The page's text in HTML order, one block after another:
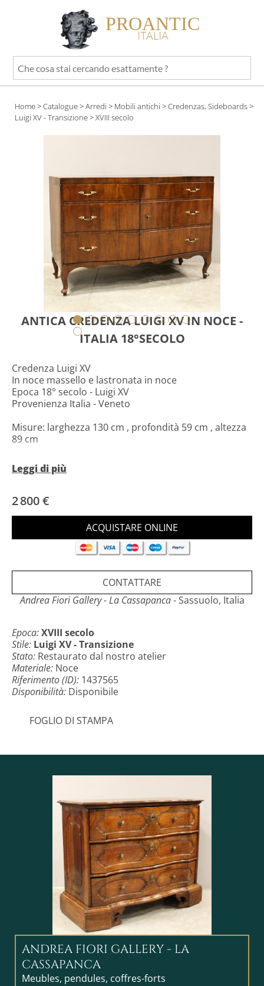
PROANTIC
ITALIA
Che
cosa
cercando
esattamente
Home>Catalogue>Arredi > Mobili antichi >Credenzas, Sideboards>
Luigi XV - Transizione> XVIII secolo
ANTICA CREDENZA LUIGI XV IN NOCE -
ITALIA 18°SECOLO
Credenza Luigi XV
In noce massello e lastronata in noce
Epoca 18° secolo - Luigi XV
Provenienza Italia - Veneto
Misure: larghezza 130 cm , profondità 59 cm , altezza
89 cm
Restaurata (vedere foto)
Sulle reali condizioni dell'oggetto valutare le
discutibile.
Siamo sempre a vostra disposizione per qualsiasi
informazione, non esitate a contattarci.
Andrea Fiori Gallery
“La Cassapanca”
- Mobili antichi - Casseforti antiche - Orologeria antica
-
Leggi di più
2 800 €
CONTATTARE
Andrea Fiori Gallery - La Cassapanca- Sassuolo, Italia
Epoca:XVIII secolo
Stile: Luigi XV - Transizione
Stato: Restaurato dal nostro atelier
Materiale: Noce
Riferimento (ID): 1437565
Disponibilità: Disponibile
FOGLIO DI STAMPA
ANDREA FIORI GALLERY - LA
CASSAPANCA
Meubles, pendules, coffres-forts